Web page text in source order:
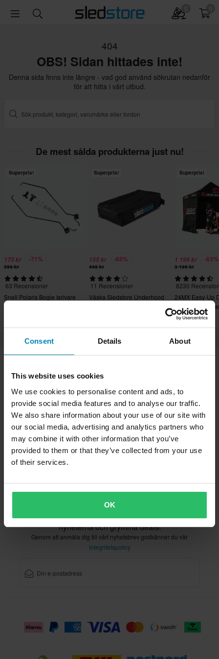
Consent Details About
This website uses cookies
We use cookies to personalise content and ads, to
provide social media features and to analyse our traffic.
We also share information about your use of our site with
our social media, advertising and analytics partners who
may combine it with other information that you’ve
provided to them or that they’ve collected from your use
of their services.
OK
404
OBS! Sidan hittades inte!
Denna sida finns inte längre - vad god använd sökrutan nedanför
för att hitta i vårt utbud.
De mest sålda produkterna just nu!
Superpris!
175 kr -71%
599 kr
63 Recensioner
Snell Polaris Bogie Isrivare
Superpris!
155 kr -65%
449 kr
11 Recensioner
Väska Sledstore Underhood
Superpris!
1 199 kr -63%
3 199 kr
8230
24MX Easy-Up
med väggar
Frakt & Leverans
Integritetspolicy
Returer
Ångerrätt
Orderstatus
Reklamationer & Klagomål
Information om återvinning
Om Sledstore.se
Lediga jobb
Försäkran om överensstämmelse
Registrera dig för vårt nyhetsbrev med de senaste
nyheterna och grymma deals!
Genom att anmäla dig till vårt nyhetsbrev godkänner du vår
Integritetspolicy